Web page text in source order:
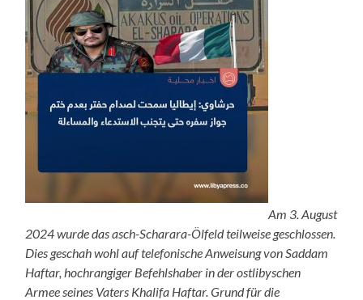
Am 3. August
2024 wurde das asch-Scharara-Ölfeld teilweise geschlossen.
Dies geschah wohl auf telefonische Anweisung von Saddam
Haftar, hochrangiger Befehlshaber in der ostlibyschen
Armee seines Vaters Khalifa Haftar. Grund für die